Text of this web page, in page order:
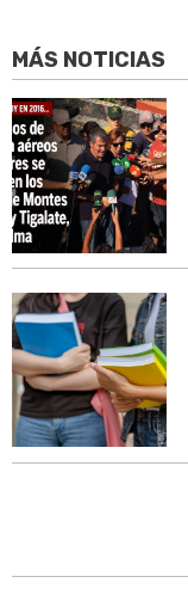
MÁS NOTICIAS